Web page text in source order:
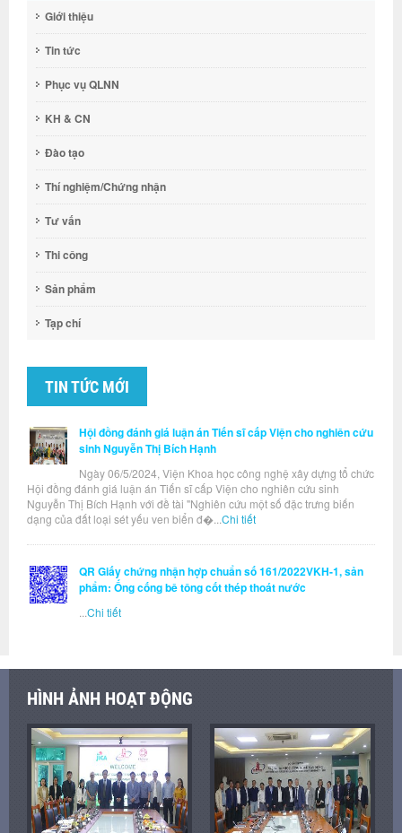
Giới thiệu
Tin tức
Phục vụ QLNN
KH & CN
Đào tạo
Thí nghiệm/Chứng nhận
Tư vấn
Thi công
Sản phẩm
Tạp chí
TIN TỨC MỚI
Hội đồng đánh giá luận án Tiến sĩ cấp Viện cho nghiên cứu
sinh Nguyễn Thị Bích Hạnh
Ngày 06/5/2024, Viện Khoa học công nghệ xây dựng tổ chức
Hội đồng đánh giá luận án Tiến sĩ cấp Viện cho nghiên cứu sinh
Nguyễn Thị Bích Hạnh với đề tài "Nghiên cứu một số đặc trưng biến
dạng của đất loại sét yếu ven biển đ�... Chi tiết
QR Giấy chứng nhận hợp chuẩn số 161/2022VKH-1, sản
phẩm: Ống cống bê tông cốt thép thoát nước
Chi tiết
HÌNH ẢNH HOẠT ĐỘNG